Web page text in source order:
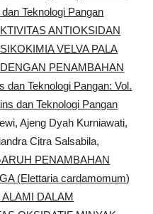
Teknologi Pangan
ANTIOKSIDAN
VELVA PALA
PENAMBAHAN
dan Teknologi Pangan: Vol.
dan Teknologi Pangan
Ajeng Dyah Kurniawati,
Citra Salsabila,
PENAMBAHAN
(Elettaria cardamomum)
DALAM